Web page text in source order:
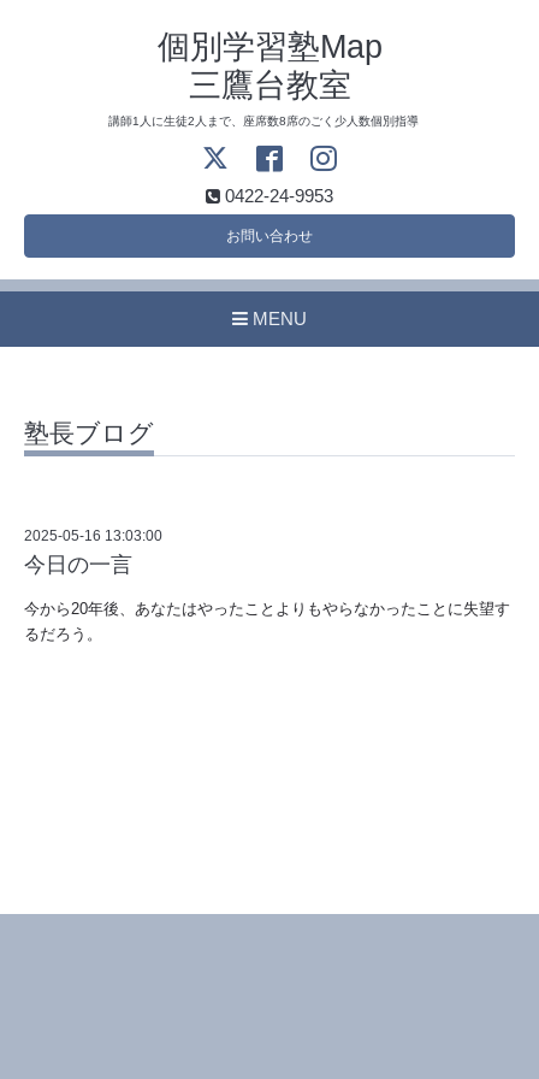
個別学習塾Map
三鷹台教室
講師1人に生徒2人まで、座席数8席のごく少人数個別指導
0422-24-9953
お問い合わせ
MENU
塾長ブログ
2025-05-16 13:03:00
今日の一言
今から20年後、あなたはやったことよりもやらなかったことに失望す
るだろう。